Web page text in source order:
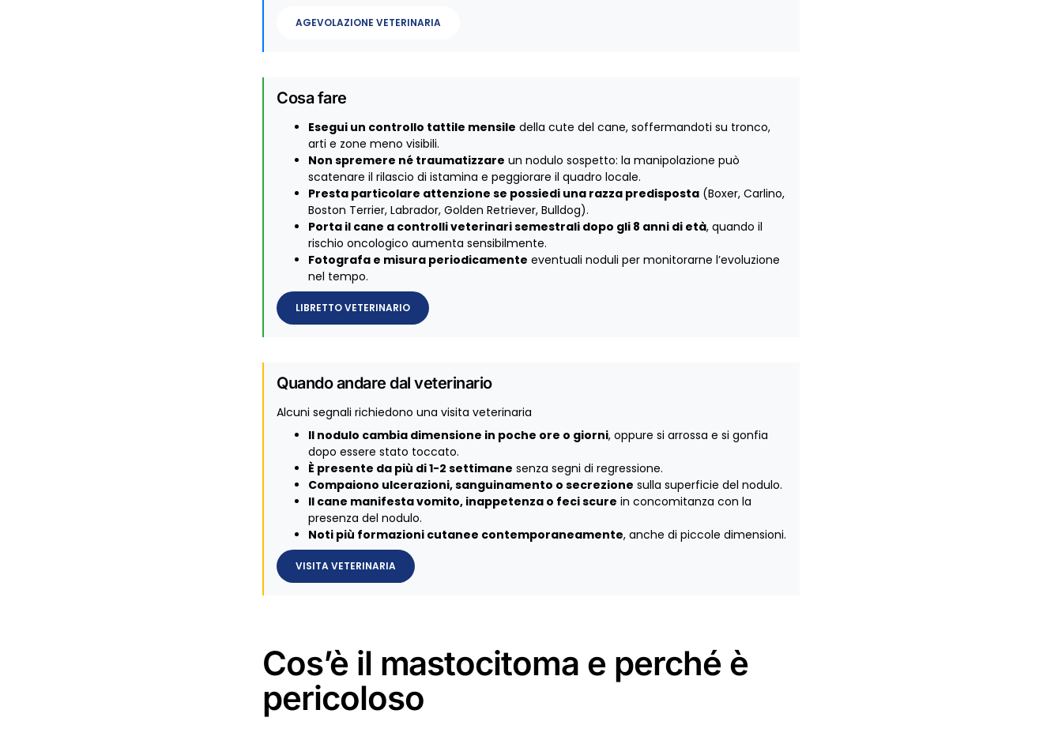
AGEVOLAZIONE VETERINARIA
Cosa fare
Esegui un controllo tattile mensile della cute del cane, soffermandoti su tronco,
arti e zone meno visibili.
Non spremere né traumatizzare un nodulo sospetto: la manipolazione può
scatenare il rilascio di istamina e peggiorare il quadro locale.
Presta particolare attenzione se possiedi una razza predisposta (Boxer, Carlino,
Boston Terrier, Labrador, Golden Retriever, Bulldog).
Porta il cane a controlli veterinari semestrali dopo gli 8 anni di età, quando il
rischio oncologico aumenta sensibilmente.
Fotografa e misura periodicamente eventuali noduli per monitorarne l’evoluzione
nel tempo.
LIBRETTO VETERINARIO
Quando andare dal veterinario
Alcuni segnali richiedono una visita veterinaria
Il nodulo cambia dimensione in poche ore o giorni, oppure si arrossa e si gonfia
dopo essere stato toccato.
È presente da più di 1-2 settimane senza segni di regressione.
Compaiono ulcerazioni, sanguinamento o secrezione sulla superficie del nodulo.
Il cane manifesta vomito, inappetenza o feci scure in concomitanza con la
presenza del nodulo.
Noti più formazioni cutanee contemporaneamente, anche di piccole dimensioni.
VISITA VETERINARIA
Cos’è il mastocitoma e perché è
pericoloso